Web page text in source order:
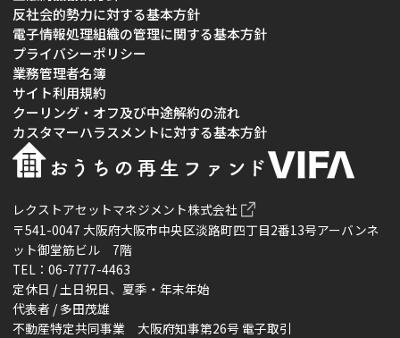
レクストアセットマネジメント株式会社
〒541-0047 大阪府大阪市中央区淡路町四丁目2番13号アーバンネ
ット御堂筋ビル 7階
TEL：06-7777-4463
定休日 / 土日祝日、夏季・年末年始
代表者 / 多田茂雄
不動産特定共同事業 大阪府知事第26号 電子取引
反社会的勢力に対する基本方針
電子情報処理組織の管理に関する基本方針
プライバシーポリシー
業務管理者名簿
サイト利用規約
クーリング・オフ及び中途解約の流れ
カスタマーハラスメントに対する基本方針